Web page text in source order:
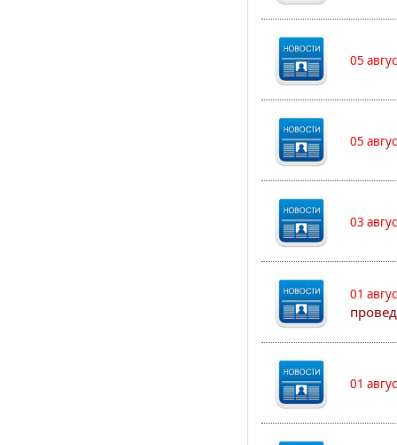
05
05
03
01
01